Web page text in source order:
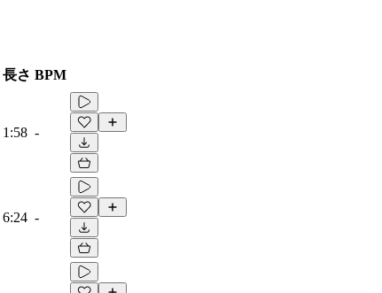
長さ BPM
1:58 -
6:24 -